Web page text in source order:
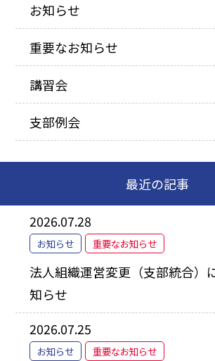
お知らせ
重要なお知らせ
講習会
支部例会
最近の記事
2026.07.28
お知らせ 重要なお知らせ
法人組織運営変更（支部統合）
知らせ
2026.07.25
お知らせ 重要なお知らせ